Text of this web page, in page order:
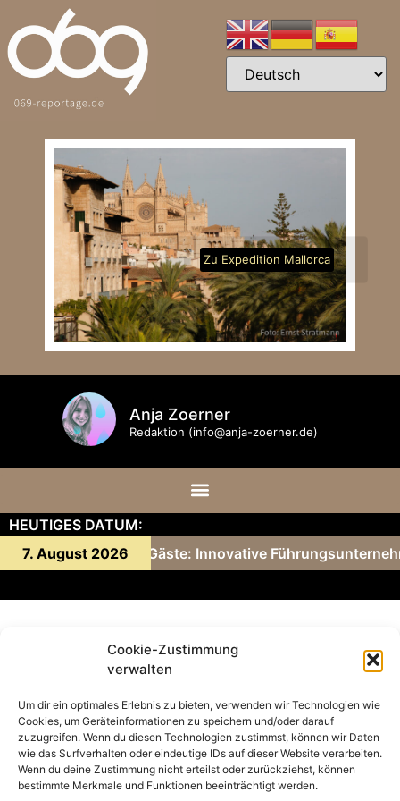
Cookie-Zustimmung
verwalten
Um dir ein optimales Erlebnis zu bieten, verwenden wir Technologien wie
Cookies, um Geräteinformationen zu speichern und/oder darauf
zuzugreifen. Wenn du diesen Technologien zustimmst, können wir Daten
wie das Surfverhalten oder eindeutige IDs auf dieser Website verarbeiten.
Wenn du deine Zustimmung nicht erteilst oder zurückziehst, können
bestimmte Merkmale und Funktionen beeinträchtigt werden.
Zu Expedition Mallorca
Anja Zoerner
Redaktion (info@anja-zoerner.de)
HEUTIGES DATUM:
7. August 2026
Gärtner und ihre Gäste: Innovative
00:00
Schreibe einen Kommentar
Du musstangemeldetsein, um einen Kommentar
abzugeben.